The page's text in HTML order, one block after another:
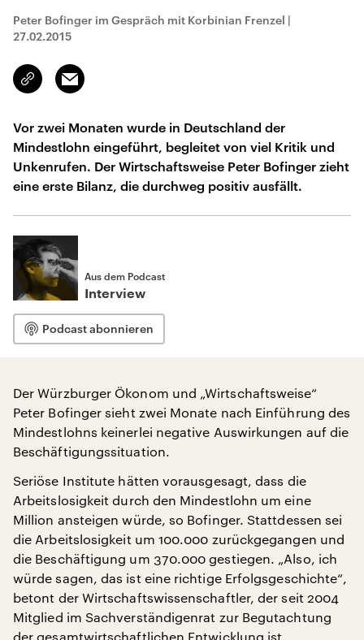
Peter Bofinger im Gespräch mit Korbinian Frenzel |
27.02.2015
Link
kopieren/teilen
Email
Vor zwei Monaten wurde in Deutschland der
Mindestlohn eingeführt, begleitet von viel Kritik und
Unkenrufen. Der Wirtschaftsweise Peter Bofinger zieht
eine erste Bilanz, die durchweg positiv ausfällt.
Aus dem Podcast
Interview
Podcast abonnieren
Der Würzburger Ökonom und „Wirtschaftsweise“
Peter Bofinger sieht zwei Monate nach Einführung des
Mindestlohns keinerlei negative Auswirkungen auf die
Beschäftigungssituation.
Seriöse Institute hätten vorausgesagt, dass die
Arbeitslosigkeit durch den Mindestlohn um eine
Million ansteigen würde, so Bofinger. Stattdessen sei
die Arbeitslosigkeit um 100.000 zurückgegangen und
die Beschäftigung um 370.000 gestiegen. „Also, ich
würde sagen, das ist eine richtige Erfolgsgeschichte“,
betont der Wirtschaftswissenschaftler, der seit 2004
Mitglied im Sachverständigenrat zur Begutachtung
der gesamtwirtschaftlichen Entwicklung ist.